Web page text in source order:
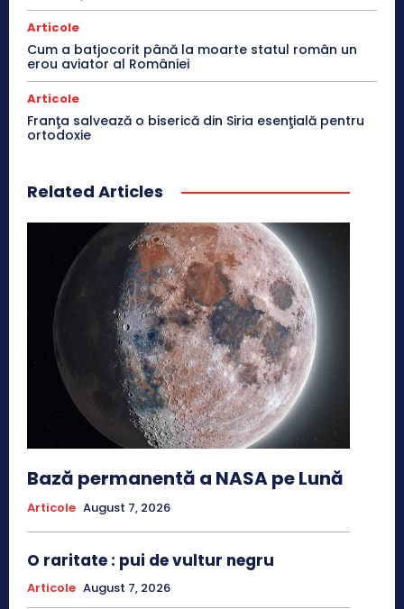
Articole
Cum a batjocorit până la moarte statul român un
erou aviator al României
Articole
Franţa salvează o biserică din Siria esenţială pentru
ortodoxie
Related Articles
Bază permanentă a NASA pe Lună
Articole August 7, 2026
O raritate : pui de vultur negru
Articole August 7, 2026